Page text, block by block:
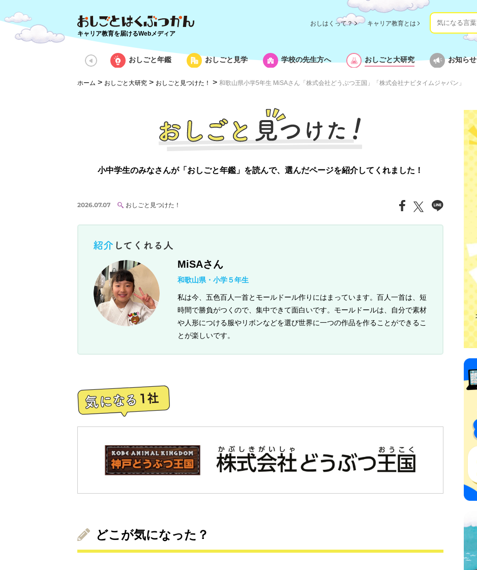
キャリア教育を届けるWebメディア
おしはくって？ キャリア教育とは
おしごと年鑑 おしごと見学 学校の先生方へ おしごと大研究 お知らせ
ホーム > おしごと大研究 > おしごと見つけた！ > 和歌山県小学5年生 MiSAさん「株式会社どうぶつ王国」「株式会社ナビタイムジャパン」
小中学生のみなさんが「おしごと年鑑」を読んで、 選んだページを紹介してくれました！
2026.07.07 おしごと見つけた！
MiSAさん
和歌山県・小学５年生
私は今、五色百人一首とモールドール作りにはまっています。百人一首は、短
時間で勝負がつくので、集中できて面白いです。モールドールは、自分で素材
や人形につける服やリボンなどを選び世界に一つの作品を作ることができるこ
とが楽しいです。
どこが気になった？